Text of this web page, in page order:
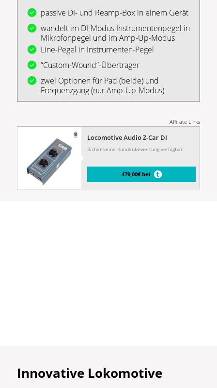
passive DI- und Reamp-Box in einem Gerät
wandelt im DI-Modus Instrumentenpegel in
Mikrofonpegel und im Amp-Up-Modus
Line-Pegel in Instrumenten-Pegel
“Custom-Wound”-Übertrager
zwei Optionen für Pad (beide) und
Frequenzgang (nur Amp-Up-Modus)
Affiliate Links
Locomotive Audio Z-Car DI
Bisher keine Kundenbewertung verfügbar
479,00€ bei
Innovative Lokomotive